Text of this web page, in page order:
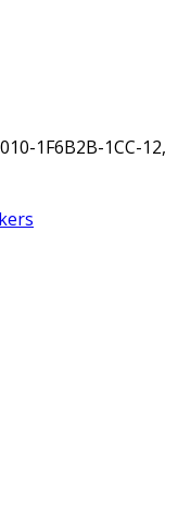
1F6B2B-1CC-12,